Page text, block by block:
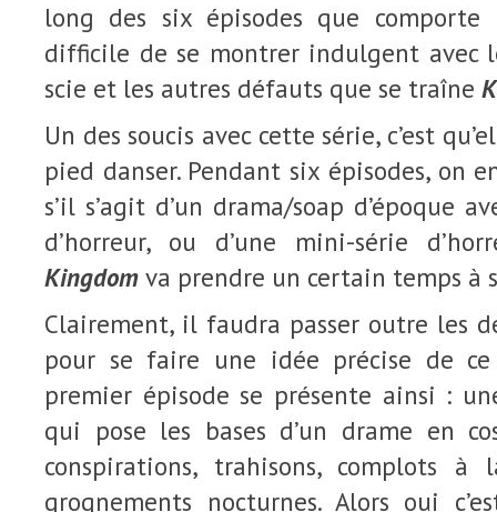
long des six épisodes que
difficile de se montrer indulgent avec
scie et les autres défauts que se traîne
Un des soucis avec cette série, c’est
pied danser. Pendant six épisodes, on
s’il s’agit d’un drama/soap d’époque
d’horreur, ou d’une mini-série
Kingdom va prendre un certain temps à
Clairement, il faudra passer outre les
pour se faire une idée précise de ce
premier épisode se présente ainsi :
qui pose les bases d’un drame en
conspirations, trahisons, complots à
grognements nocturnes. Alors oui